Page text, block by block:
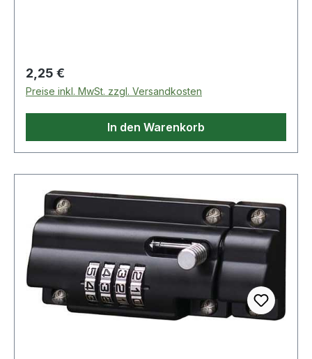
Regulärer Preis:
2,25 €
Preise inkl. MwSt. zzgl. Versandkosten
In den Warenkorb